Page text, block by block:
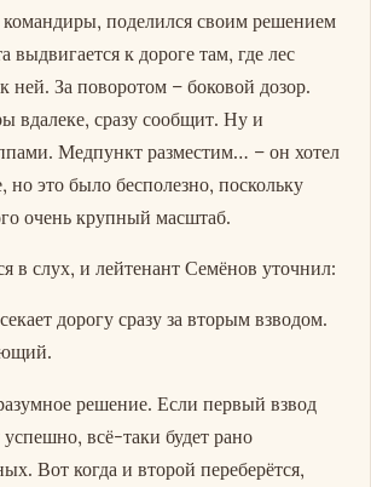
поделился своим решением
выдвигается к дороге там, где лес
ней. За поворотом – боковой дозор.
вдалеке, сразу сообщит. Ну и
Медпункт разместим… – он хотел
но это было бесполезно, поскольку
очень крупный масштаб.
в слух, и лейтенант Семёнов уточнил:
дорогу сразу за вторым взводом.
решение. Если первый взвод
успешно, всё-таки будет рано
Вот когда и второй переберётся,